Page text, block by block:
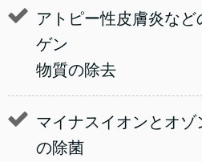
アトピー性皮膚炎な
ゲン
物質の除去
マイナスイオンとオ
の除菌